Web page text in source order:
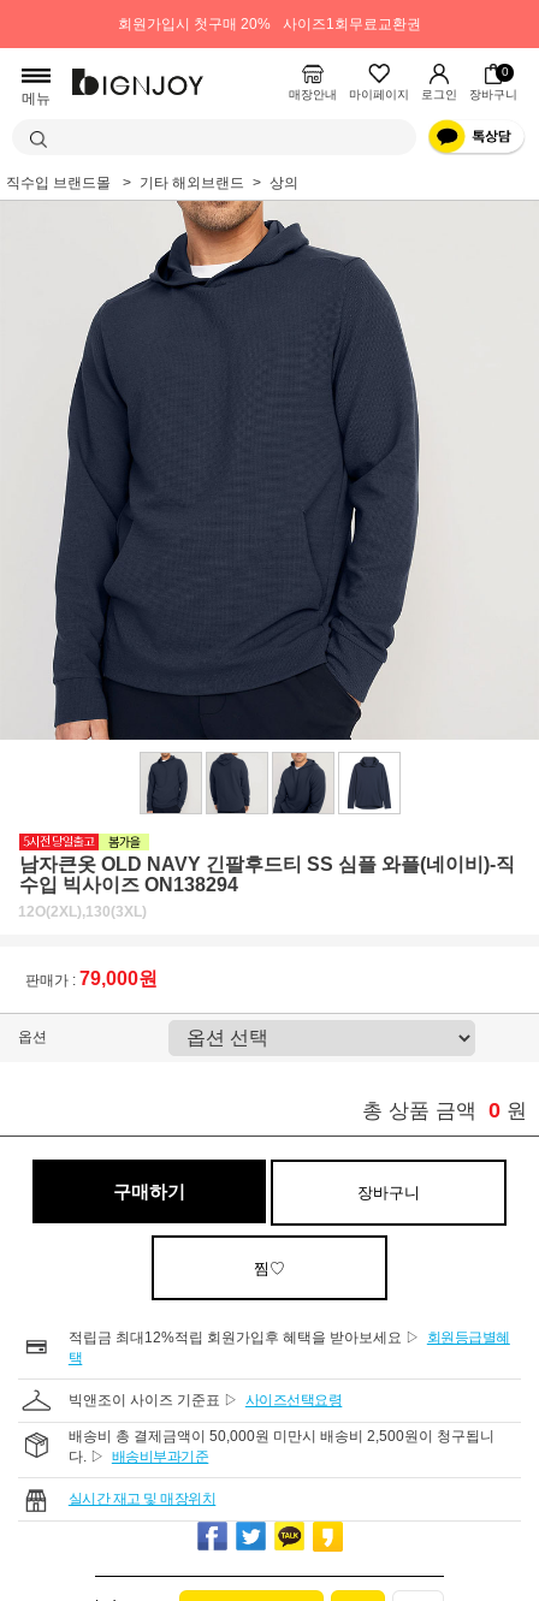
회원가입시 첫구매 20% 사이즈1회무료교환권
메뉴 매장안내 마이페이지 로그인
0
장바구니
직수입 브랜드몰 기타 해외브랜드 상의
남자큰옷 OLD NAVY 긴팔후드티 SS 심플 와플(네이비)-직
수입 빅사이즈 ON138294
12O(2XL),130(3XL)
판매가 : 79,000원
옵션
총 상품 금액 0 원
구매하기 장바구니
찜♡
적립금 최대12%적립 회원가입후 혜택을 받아보세요 ▷
회원등급별혜
택
빅앤조이 사이즈 기준표 ▷ 사이즈선택요령
배송비 총 결제금액이 50,000원 미만시 배송비 2,500원이 청구됩니
다. ▷ 배송비부과기준
실시간 재고 및 매장위치